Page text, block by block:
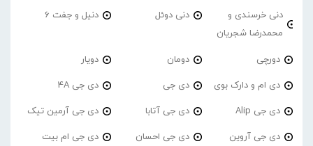
دنی خرسندی و
محمدرضا شجریان
دنی دوئل دنیل و جفت 6
دورچی دومان دویار
دی ام و دارک بوی دی جی دی جی 4A
دی جی Alip دی جی آتابا دی جی آرمین تیک
دی جی آروین دی جی احسان دی جی ام بیت